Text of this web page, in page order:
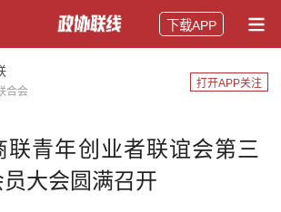
下载APP
合会
打开APP关注
联青年创业者联谊会第三
大会圆满召开